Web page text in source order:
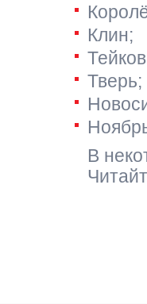
Клин;
Тверь;
В